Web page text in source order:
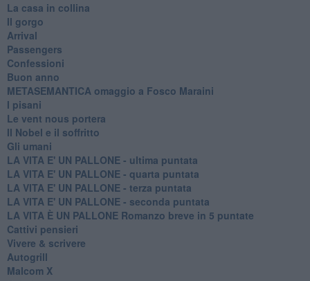
La casa in collina
Il gorgo
Arrival
Passengers
Confessioni
Buon anno
METASEMANTICA omaggio a Fosco Maraini
I pisani
Le vent nous portera
Il Nobel e il soffritto
Gli umani
LA VITA E' UN PALLONE - ultima puntata
LA VITA E' UN PALLONE - quarta puntata
LA VITA E' UN PALLONE - terza puntata
LA VITA E' UN PALLONE - seconda puntata
LA VITA È UN PALLONE Romanzo breve in 5 puntate
Cattivi pensieri
Vivere & scrivere
Autogrill
Malcom X